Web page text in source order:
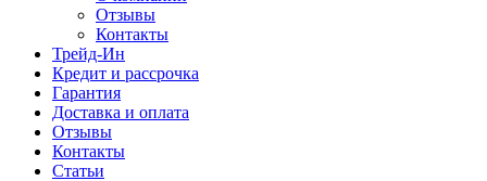
Отзывы
Контакты
Трейд-Ин
Кредит и рассрочка
Гарантия
Доставка и оплата
Отзывы
Контакты
Статьи